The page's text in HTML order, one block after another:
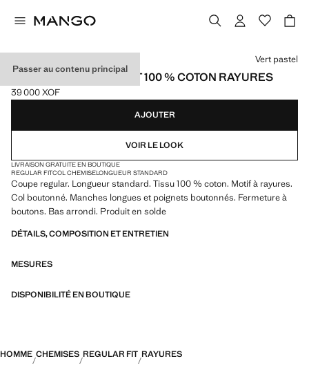
Passer au contenu principal
CHEMISE REGULAR-FIT 100 % COTON RAYURES
Prix actuel [39 000 XOF ]
39 000 XOF
Choisissez une couleur
Vert pastel
AJOUTER
VOIR LE LOOK
LIVRAISON GRATUITE EN BOUTIQUE
REGULAR FITCOL CHEMISELONGUEUR STANDARD
Coupe regular. Longueur standard. Tissu 100 % coton. Motif à rayures.
Col boutonné. Manches longues et poignets boutonnés. Fermeture à
boutons. Bas arrondi. Produit en solde
DÉTAILS, COMPOSITION ET ENTRETIEN
MESURES
DISPONIBILITÉ EN BOUTIQUE
HOMME CHEMISES REGULAR FIT RAYURES